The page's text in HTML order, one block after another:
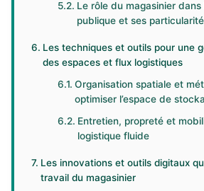
Le rôle du magasinier dans
publique et ses
Les techniques et outils pour une
des espaces et flux logistiques
Organisation spatiale et
optimiser l’espace de
Entretien, propreté et
logistique fluide
Les innovations et outils digitaux
travail du magasinier